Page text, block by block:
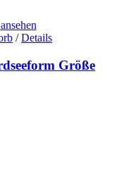
/ Details
Größe